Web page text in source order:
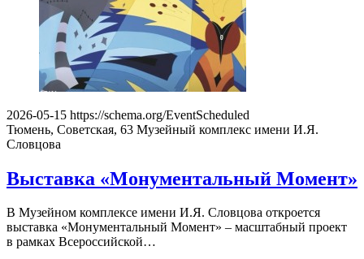
2026-05-15 https://schema.org/EventScheduled
Тюмень, Советская, 63 Музейный комплекс имени И.Я.
Словцова
Выставка «Монументальный Момент»
В Музейном комплексе имени И.Я. Словцова откроется
выставка «Монументальный Момент» – масштабный проект
в рамках Всероссийской…